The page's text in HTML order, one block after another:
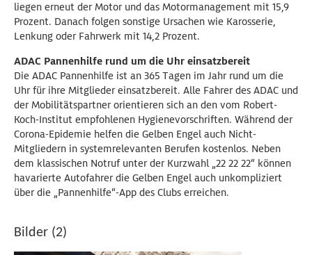
liegen erneut der Motor und das Motormanagement mit 15,9
Prozent. Danach folgen sonstige Ursachen wie Karosserie,
Lenkung oder Fahrwerk mit 14,2 Prozent.
ADAC Pannenhilfe rund um die Uhr einsatzbereit
Die ADAC Pannenhilfe ist an 365 Tagen im Jahr rund um die
Uhr für ihre Mitglieder einsatzbereit. Alle Fahrer des ADAC und
der Mobilitätspartner orientieren sich an den vom Robert-
Koch-Institut empfohlenen Hygienevorschriften. Während der
Corona-Epidemie helfen die Gelben Engel auch Nicht-
Mitgliedern in systemrelevanten Berufen kostenlos. Neben
dem klassischen Notruf unter der Kurzwahl „22 22 22“ können
havarierte Autofahrer die Gelben Engel auch unkompliziert
über die „Pannenhilfe“-App des Clubs erreichen.
Bilder (2)